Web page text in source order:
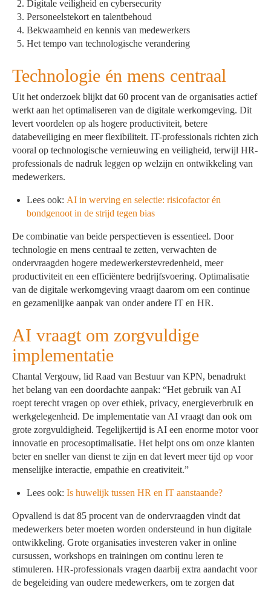
Digitale veiligheid en cybersecurity
Personeelstekort en talentbehoud
Bekwaamheid en kennis van medewerkers
Het tempo van technologische verandering
Technologie én mens centraal
Uit het onderzoek blijkt dat 60 procent van de organisaties actief
werkt aan het optimaliseren van de digitale werkomgeving. Dit
levert voordelen op als hogere productiviteit, betere
databeveiliging en meer flexibiliteit. IT-professionals richten zich
vooral op technologische vernieuwing en veiligheid, terwijl HR-
professionals de nadruk leggen op welzijn en ontwikkeling van
medewerkers.
Lees ook: AI in werving en selectie: risicofactor én
bondgenoot in de strijd tegen bias
De combinatie van beide perspectieven is essentieel. Door
technologie en mens centraal te zetten, verwachten de
ondervraagden hogere medewerkerstevredenheid, meer
productiviteit en een efficiëntere bedrijfsvoering. Optimalisatie
van de digitale werkomgeving vraagt daarom om een continue
en gezamenlijke aanpak van onder andere IT en HR.
AI vraagt om zorgvuldige
implementatie
Chantal Vergouw, lid Raad van Bestuur van KPN, benadrukt
het belang van een doordachte aanpak: “Het gebruik van AI
roept terecht vragen op over ethiek, privacy, energieverbruik en
werkgelegenheid. De implementatie van AI vraagt dan ook om
grote zorgvuldigheid. Tegelijkertijd is AI een enorme motor voor
innovatie en procesoptimalisatie. Het helpt ons om onze klanten
beter en sneller van dienst te zijn en dat levert meer tijd op voor
menselijke interactie, empathie en creativiteit.”
Lees ook:Is huwelijk tussen HR en IT aanstaande?
Opvallend is dat 85 procent van de ondervraagden vindt dat
medewerkers beter moeten worden ondersteund in hun digitale
ontwikkeling. Grote organisaties investeren vaker in online
cursussen, workshops en trainingen om continu leren te
stimuleren. HR-professionals vragen daarbij extra aandacht voor
de begeleiding van oudere medewerkers, om te zorgen dat